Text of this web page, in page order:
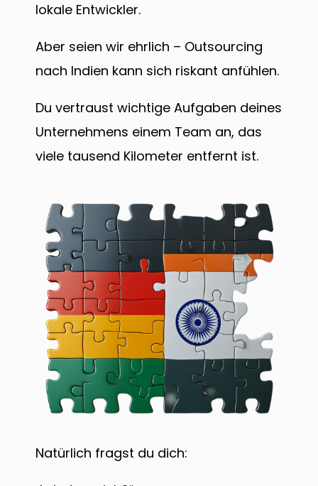
lokale Entwickler.
Aber seien wir ehrlich – Outsourcing
nach Indien kann sich riskant anfühlen.
Du vertraust wichtige Aufgaben deines
Unternehmens einem Team an, das
viele tausend Kilometer entfernt ist.
Natürlich fragst du dich: